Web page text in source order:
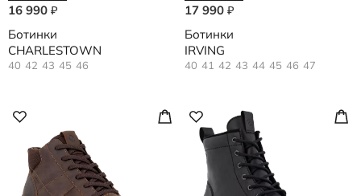
16 990 ₽
Ботинки
CHARLESTOWN
40 42 43 45 46
17 990 ₽
Ботинки
IRVING
40 41 42 43 44 45 46 47